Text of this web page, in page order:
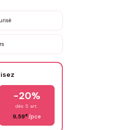
-20%
dès 5 art.
9,59€/pce